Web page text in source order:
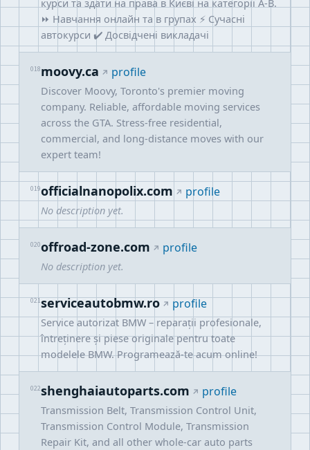
курси та здати на права в Києві на категорії A-B.
⏩ Навчання онлайн та в групах ⚡ Сучасні
автокурси ✔️ Досвідчені викладачі
018moovy.ca profile
Discover Moovy, Toronto's premier moving
company. Reliable, affordable moving services
across the GTA. Stress-free residential,
commercial, and long-distance moves with our
expert team!
019officialnanopolix.com profile
No description yet.
020offroad-zone.com profile
No description yet.
021serviceautobmw.ro profile
Service autorizat BMW – reparații profesionale,
întreținere și piese originale pentru toate
modelele BMW. Programează-te acum online!
022shenghaiautoparts.com profile
Transmission Belt, Transmission Control Unit,
Transmission Control Module, Transmission
Repair Kit, and all other whole-car auto parts